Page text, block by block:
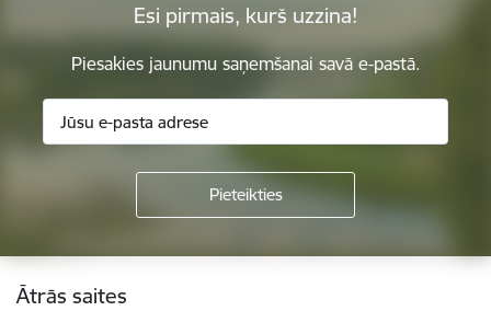
Esi pirmais, kurš uzzina!
Piesakies jaunumu saņemšanai savā e-pastā.
Kājene
Ātrās saites